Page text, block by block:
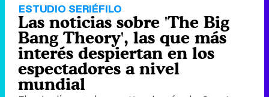
ESTUDIO SERIÉFILO
Las noticias sobre 'The Big
Bang Theory', las que más
interés despiertan en los
espectadores a nivel
mundial